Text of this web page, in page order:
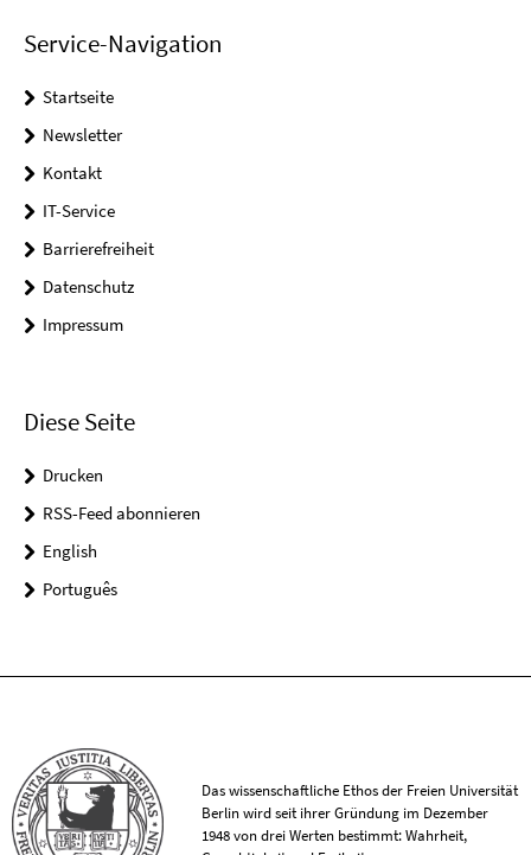
Service-Navigation
Startseite
Newsletter
Kontakt
IT-Service
Barrierefreiheit
Datenschutz
Impressum
Diese Seite
Drucken
RSS-Feed abonnieren
English
Português
Das wissenschaftliche Ethos der Freien Universität
Berlin wird seit ihrer Gründung im Dezember
1948 von drei Werten bestimmt: Wahrheit,